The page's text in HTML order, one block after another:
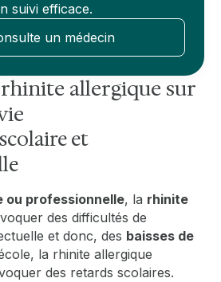
suivi efficace.
un médecin
allergique sur
et
ou professionnelle, la rhinite
des difficultés de
et donc, des baisses de
la rhinite allergique
des retards scolaires.